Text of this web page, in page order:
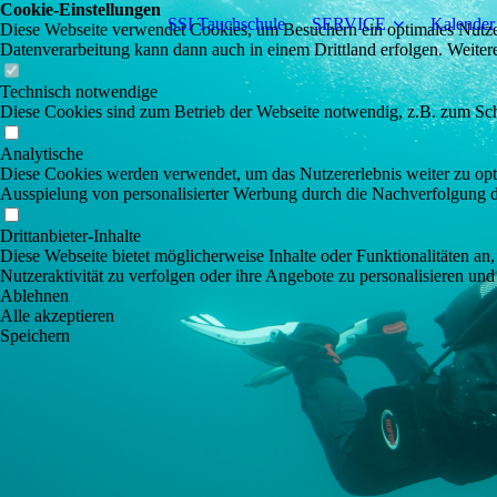
SSI Tauchschule SERVICE
Cookie-Einstellungen
Diese Webseite verwendet Cookies, um Besuchern ein optimales
Datenverarbeitung kann dann auch in einem Drittland erfolgen.
Technisch notwendige
Diese Cookies sind zum Betrieb der Webseite notwendig, z.B. zum
Analytische
Diese Cookies werden verwendet, um das Nutzererlebnis weiter zu
Ausspielung von personalisierter Werbung durch die Nachverfolgung
Drittanbieter-Inhalte
Diese Webseite bietet möglicherweise Inhalte oder Funktionalitäten
Nutzeraktivität zu verfolgen oder ihre Angebote zu personalisieren
Ablehnen
Alle akzeptieren
Speichern